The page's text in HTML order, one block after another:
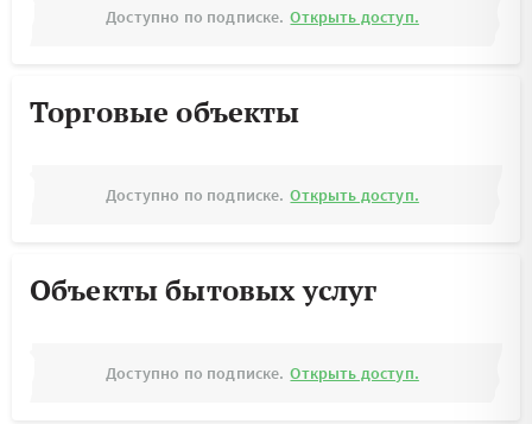
Доступно по подписке. Открыть доступ.
Торговые объекты
Доступно по подписке. Открыть доступ.
Объекты бытовых услуг
Доступно по подписке. Открыть доступ.